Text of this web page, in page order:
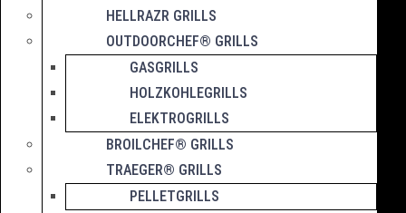
HELLRAZR GRILLS
OUTDOORCHEF® GRILLS
GASGRILLS
HOLZKOHLEGRILLS
ELEKTROGRILLS
BROILCHEF® GRILLS
TRAEGER® GRILLS
PELLETGRILLS